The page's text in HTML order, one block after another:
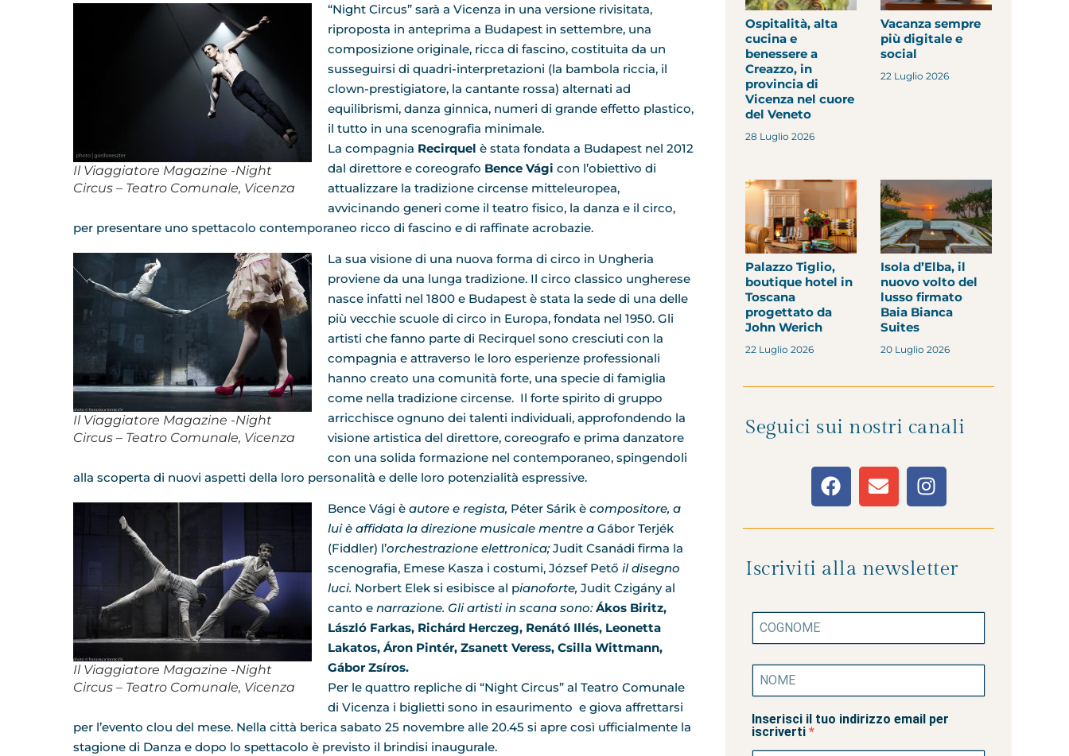
Il Viaggiatore Magazine -Night
Circus – Teatro Comunale, Vicenza
“Night Circus” sarà a Vicenza in una versione rivisitata,
riproposta in anteprima a Budapest in settembre, una
composizione originale, ricca di fascino, costituita da un
susseguirsi di quadri-interpretazioni (la bambola riccia, il
clown-prestigiatore, la cantante rossa) alternati ad
equilibrismi, danza ginnica, numeri di grande effetto plastico,
il tutto in una scenografia minimale.
La compagnia Recirquel è stata fondata a Budapest nel 2012
dal direttore e coreografo Bence Vági con l’obiettivo di
attualizzare la tradizione circense mitteleuropea,
avvicinando generi come il teatro fisico, la danza e il circo,
per presentare uno spettacolo contemporaneo ricco di fascino e di raffinate acrobazie.
Il Viaggiatore Magazine -Night
Circus – Teatro Comunale, Vicenza
La sua visione di una nuova forma di circo in Ungheria
proviene da una lunga tradizione. Il circo classico ungherese
nasce infatti nel 1800 e Budapest è stata la sede di una delle
più vecchie scuole di circo in Europa, fondata nel 1950. Gli
artisti che fanno parte di Recirquel sono cresciuti con la
compagnia e attraverso le loro esperienze professionali
hanno creato una comunità forte, una specie di famiglia
come nella tradizione circense. Il forte spirito di gruppo
arricchisce ognuno dei talenti individuali, approfondendo la
visione artistica del direttore, coreografo e prima danzatore
con una solida formazione nel contemporaneo, spingendoli
alla scoperta di nuovi aspetti della loro personalità e delle loro potenzialità espressive.
Il Viaggiatore Magazine -Night
Circus – Teatro Comunale, Vicenza
Bence Vági è autore e regista, Péter Sárik è compositore, a
lui è affidata la direzione musicale mentre a Gábor Terjék
(Fiddler) l’orchestrazione elettronica;Judit Csanádi firma la
scenografia, Emese Kasza i costumi, József Pető il disegno
luci. Norbert Elek si esibisce al pianoforte, Judit Czigány al
canto e narrazione. Gli artisti in scana sono: Ákos Biritz,
László Farkas, Richárd Herczeg, Renátó Illés, Leonetta
Lakatos, Áron Pintér, Zsanett Veress, Csilla Wittmann,
Gábor Zsíros.
Per le quattro repliche di “Night Circus” al Teatro Comunale
di Vicenza i biglietti sono in esaurimento e giova affrettarsi
per l’evento clou del mese. Nella città berica sabato 25 novembre alle 20.45 si apre così ufficialmente la
stagione di Danza e dopo lo spettacolo è previsto il brindisi inaugurale.
Ospitalità, alta
cucina e
benessere a
Creazzo, in
provincia di
Vicenza nel cuore
del Veneto
28 Luglio 2026
Vacanza sempre
più digitale e
social
22 Luglio 2026
Palazzo Tiglio,
boutique hotel in
Toscana
progettato da
John Werich
22 Luglio 2026
Isola d’Elba, il
nuovo volto del
lusso firmato
Baia Bianca
Suites
20 Luglio 2026
Seguici sui nostri canali
Iscriviti alla newsletter
Inserisci il tuo indirizzo email per
iscriverti